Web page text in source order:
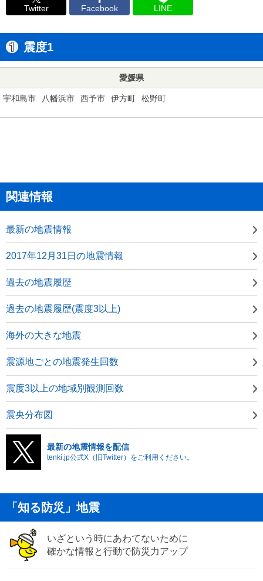
Twitter Facebook LINE
震度1
愛媛県
宇和島市 八幡浜市 西予市 伊方町 松野町
関連情報
最新の地震情報
2017年12月31日の地震情報
過去の地震履歴
過去の地震履歴(震度3以上)
海外の大きな地震
震源地ごとの地震発生回数
震度3以上の地域別観測回数
震央分布図
最新の地震情報を配信
tenki.jp公式X（旧Twitter）をご利用ください。
「知る防災」地震
いざという時にあわてないために
確かな情報と行動で防災力アップ